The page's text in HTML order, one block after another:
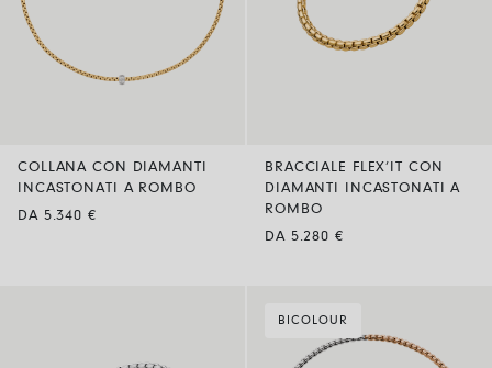
COLLANA CON DIAMANTI
INCASTONATI A ROMBO
DA 5.340 €
BRACCIALE FLEX’IT CON
DIAMANTI INCASTONATI A
ROMBO
DA 5.280 €
BICOLOUR